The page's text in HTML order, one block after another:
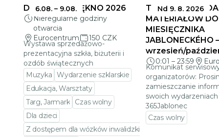
6.08. – 9.08.
DELIKATNE PIĘKNO 2026
Nieregularne godziny
otwarcia
Eurocentrum
150 CZK
Wystawa sprzedażowo-
prezentacyjna szkła, biżuterii i
ozdób świątecznych
Muzyka Wydarzenie szklarskie
Edukacja, Warsztaty
Targ, Jarmark
Czas wolny
Dla dzieci
Z dostępem dla wózków inwalidzkich
Nd 9. 8. 2026
TERMINY
MATERIAŁÓW DO
MIESIĘCZNIKA
JABLONECKÉHO –
wrzesień/
0:01 – 23:59
Komunikat
organizatorów:
zamieszczanie
swoich
365Jablonec
Czas wolny